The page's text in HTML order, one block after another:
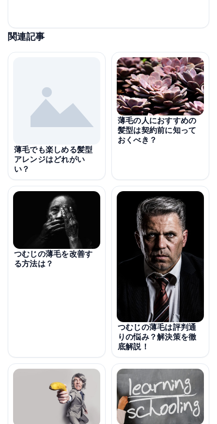
関連記事
薄毛でも楽しめる髪型
アレンジはどれがい
い？
薄毛の人におすすめの
髪型は契約前に知って
おくべき？
つむじの薄毛を改善す
る方法は？
つむじの薄毛は評判通
りの悩み？解決策を徹
底解説！